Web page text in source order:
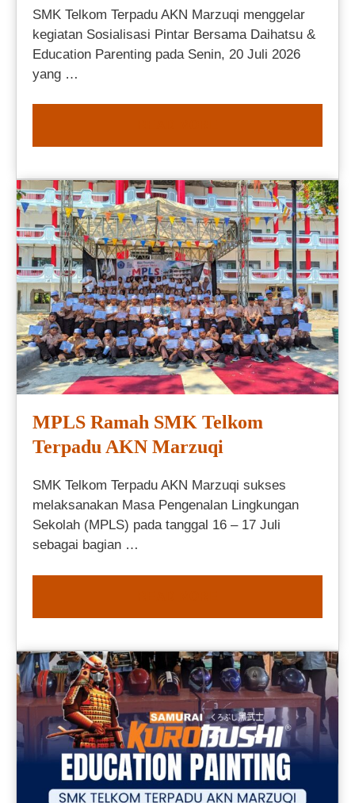
SMK Telkom Terpadu AKN Marzuqi menggelar
kegiatan Sosialisasi Pintar Bersama Daihatsu &
Education Parenting pada Senin, 20 Juli 2026
yang …
MPLS Ramah SMK Telkom
Terpadu AKN Marzuqi
SMK Telkom Terpadu AKN Marzuqi sukses
melaksanakan Masa Pengenalan Lingkungan
Sekolah (MPLS) pada tanggal 16 – 17 Juli
sebagai bagian …